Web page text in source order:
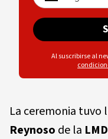
Al suscribirse al
La ceremonia tuvo
Reynoso de la LMD